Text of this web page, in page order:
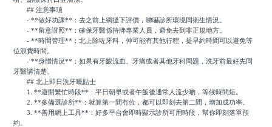
## 注意事項
- **做好功課**：去之前上網搵下評價，睇嚇診所環境同衛生情況。
- **留意證照**：確保牙醫係持牌專業人員，避免去到非正規地方。
- **時間管理**：北上除咗牙科，仲可能有其他行程，提早約時間可以避免等
位浪費時間。
- **身體情況**：如果有牙齦流血、牙痛或者其他牙科問題，洗牙前最好先同
牙醫講清楚。
## 北上即日洗牙嘅貼士
1. **避開繁忙時段**：平日朝早或者午飯後通常人流少啲，等候時間短。
2. **多備選診所**：就算第一間冇位，都可以即刻去第二間，增加成功率。
3. **善用網上工具**：好多平台會即時顯示診所可用時段，幫你即刻落單預
約。